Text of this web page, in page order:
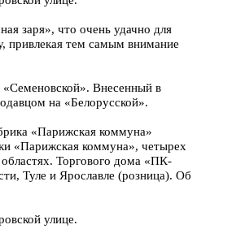
заря», что очень удачно для
привлекая тем самым внимание
«Семеновской». Внесенный в
на «Белорусской».
«Парижская коммуна»
«Парижская коммуна», четырех
Торгового дома «ПК-
Туле и Ярославле (розница). Об
улице.